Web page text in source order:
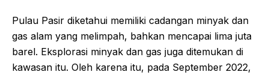
Pulau Pasir diketahui memiliki cadangan minyak dan
gas alam yang melimpah, bahkan mencapai lima juta
barel. Eksplorasi minyak dan gas juga ditemukan di
kawasan itu. Oleh karena itu, pada September 2022,